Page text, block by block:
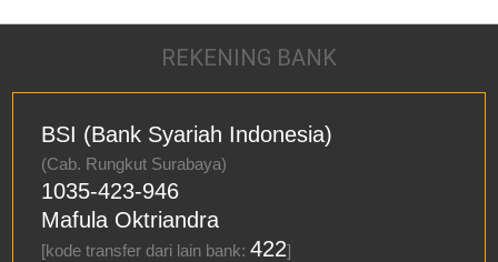
REKENING BANK
BSI (Bank Syariah Indonesia)
(Cab. Rungkut Surabaya)
1035-423-946
Mafula Oktriandra
[kode transfer dari lain bank:422]